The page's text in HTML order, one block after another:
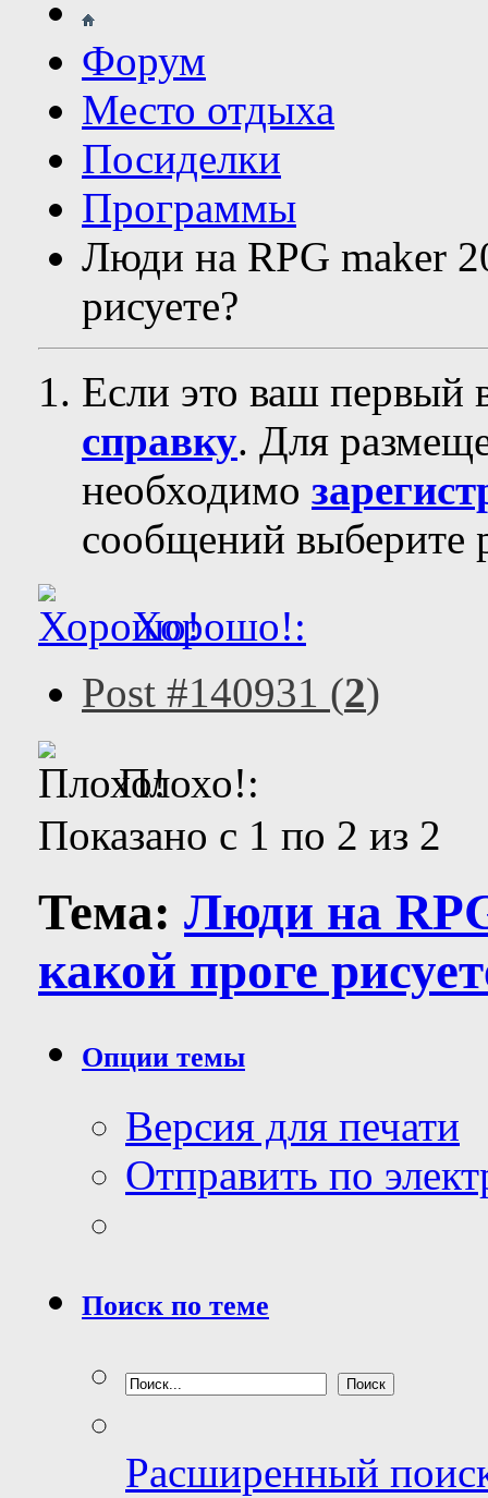
Форум
Место отдыха
Посиделки
Программы
Люди на RPG maker
рисуете?
Если это ваш первый
справку. Для
необходимо
сообщений выберите
Хорошо!:
Post #140931 (2)
Плохо!:
Показано с 1 по 2 из 2
Тема: Люди на
какой проге
Опции темы
Версия для печати
Отправить по
Поиск по теме
Расширенный